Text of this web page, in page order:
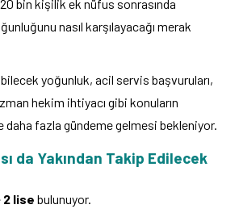
bin kişilik ek nüfus sonrasında
nasıl karşılayacağı merak
yoğunluk, acil servis başvuruları,
hekim ihtiyacı gibi konuların
fazla gündeme gelmesi bekleniyor.
da Yakından Takip Edilecek
2 lise bulunuyor.